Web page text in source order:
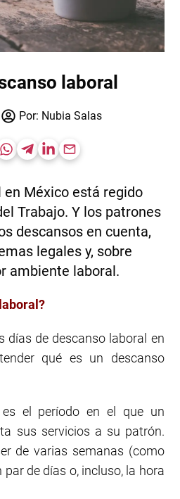
laboral
Por: Nubia Salas
en México está regido
Trabajo. Y los patrones
descansos en cuenta,
legales y, sobre
ambiente laboral.
días de descanso laboral en
qué es un descanso
el período en el que un
sus servicios a su patrón.
de varias semanas (como
par de días o, incluso, la hora